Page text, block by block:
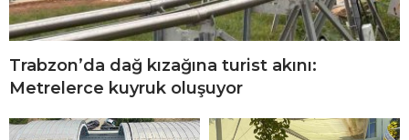
Trabzon’da dağ kızağına turist akını:
Metrelerce kuyruk oluşuyor